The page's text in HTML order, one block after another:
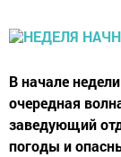
В начале
очередная
заведующий
погоды и